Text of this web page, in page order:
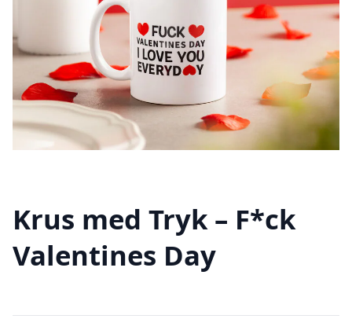
Krus med Tryk – F*ck
Valentines Day